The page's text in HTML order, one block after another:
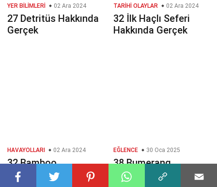
YER BILIMLERI 02 Ara 2024
27 Detritüs Hakkında
Gerçek
TARIHI OLAYLAR 02 Ara 2024
32 İlk Haçlı Seferi
Hakkında Gerçek
HAVAYOLLARI 02 Ara 2024
32 Bamboo
Havayolları Hakkında
EĞLENCE 30 Oca 2025
38 Bumerang
Hakkında Gerçek